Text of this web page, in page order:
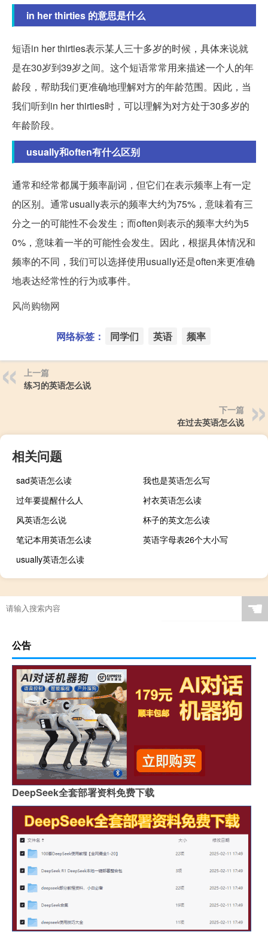
in her thirties 的意思是什么
短语in her thirties表示某人三十多岁的时候，具体来说就
是在30岁到39岁之间。这个短语常常用来描述一个人的年
龄段，帮助我们更准确地理解对方的年龄范围。因此，当
我们听到in her thirties时，可以理解为对方处于30多岁的
年龄阶段。
usually和often有什么区别
通常和经常都属于频率副词，但它们在表示频率上有一定
的区别。通常usually表示的频率大约为75%，意味着有三
分之一的可能性不会发生；而often则表示的频率大约为5
0%，意味着一半的可能性会发生。因此，根据具体情况和
频率的不同，我们可以选择使用usually还是often来更准确
地表达经常性的行为或事件。
风尚购物网
网络标签： 同学们 英语 频率
上一篇
练习的英语怎么说
下一篇
在过去英语怎么说
相关问题
sad英语怎么读
我也是英语怎么写
过年要提醒什么人
衬衣英语怎么读
风英语怎么说
杯子的英文怎么读
笔记本用英语怎么读
英语字母表26个大小写
usually英语怎么读
☚
公告
DeepSeek全套部署资料免费下载